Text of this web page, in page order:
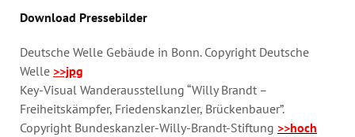
Download Pressebilder
Deutsche Welle Gebäude in Bonn. Copyright Deutsche
Welle >>jpg
Key-Visual Wanderausstellung “Willy Brandt –
Freiheitskämpfer, Friedenskanzler, Brückenbauer”.
Copyright Bundeskanzler-Willy-Brandt-Stiftung >>hoch